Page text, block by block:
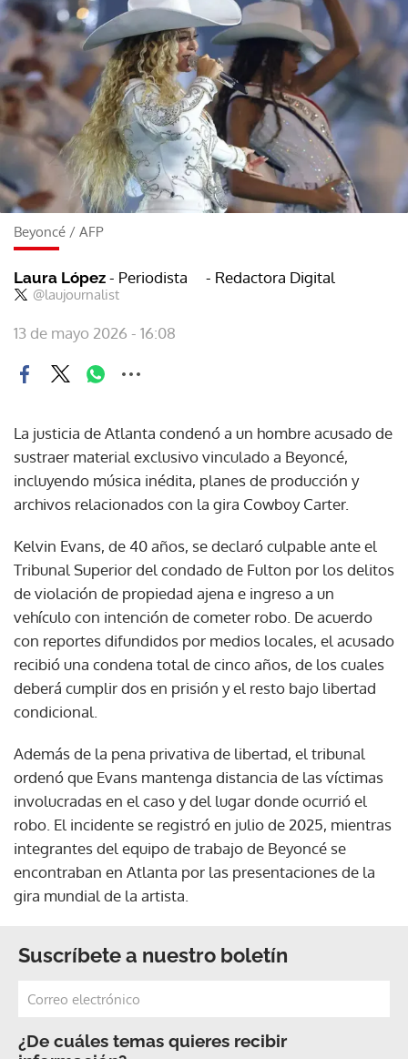
Beyoncé / AFP
Laura López - Periodista
@laujournalist
- Redactora Digital
13 de mayo 2026 - 16:08
La justicia de Atlanta condenó a un hombre acusado de
sustraer material exclusivo vinculado a Beyoncé,
incluyendo música inédita, planes de producción y
archivos relacionados con la gira Cowboy Carter.
Kelvin Evans, de 40 años, se declaró culpable ante el
Tribunal Superior del condado de Fulton por los delitos
de violación de propiedad ajena e ingreso a un
vehículo con intención de cometer robo. De acuerdo
con reportes difundidos por medios locales, el acusado
recibió una condena total de cinco años, de los cuales
deberá cumplir dos en prisión y el resto bajo libertad
condicional.
Además de la pena privativa de libertad, el tribunal
ordenó que Evans mantenga distancia de las víctimas
involucradas en el caso y del lugar donde ocurrió el
robo. El incidente se registró en julio de 2025, mientras
integrantes del equipo de trabajo de Beyoncé se
encontraban en Atlanta por las presentaciones de la
gira mundial de la artista.
Suscríbete a nuestro boletín
¿De cuáles temas quieres recibir